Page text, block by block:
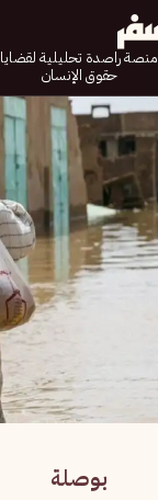
منصة راصدة تحليلية لقضايا
حقوق الإنسان
بوصلة